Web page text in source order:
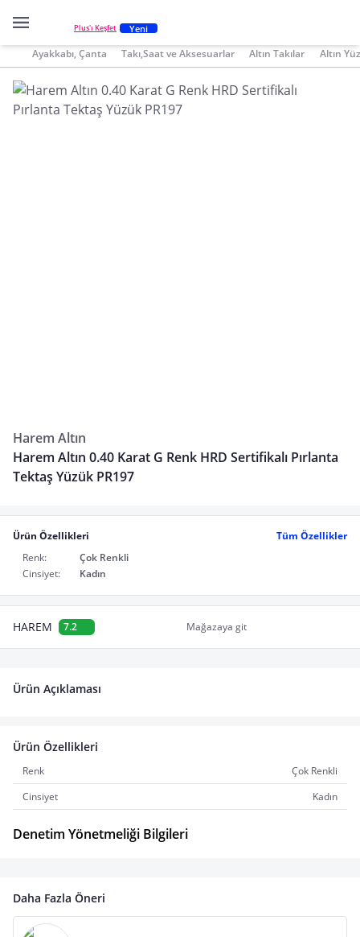
Plus'ı Keşfet Yeni
Ayakkabı, Çanta Takı,Saat ve Aksesuarlar Altın Takılar Altın
Harem Altın
Harem Altın 0.40 Karat G Renk HRD Sertifikalı Pırlanta
Tektaş Yüzük PR197
Ürün Özellikleri
Tüm Özellikler
Renk:
Çok Renkli
Cinsiyet:
Kadın
HAREM 7.2 Mağazaya git
Ürün Açıklaması
Ürün Özellikleri
Renk
Çok Renkli
Cinsiyet
Kadın
Denetim Yönetmeliği Bilgileri
Daha Fazla Öneri